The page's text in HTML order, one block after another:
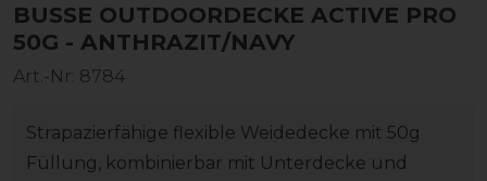
BUSSE OUTDOORDECKE ACTIVE PRO
50G - ANTHRAZIT/NAVY
Art.-Nr: 8784
Strapazierfähige flexible Weidedecke mit 50g
Füllung, kombinierbar mit Unterdecke und